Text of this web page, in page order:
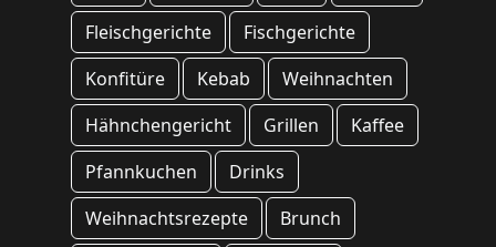
Fleischgerichte
Fischgerichte
Konfitüre
Kebab
Weihnachten
Hähnchengericht
Grillen
Kaffee
Pfannkuchen
Drinks
Weihnachtsrezepte
Brunch